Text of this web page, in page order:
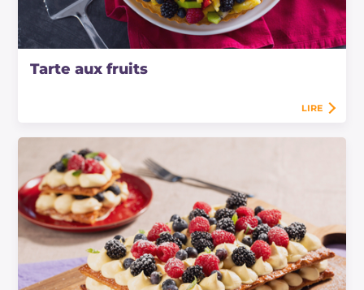
Tarte aux fruits
LIRE